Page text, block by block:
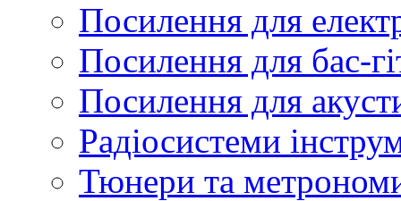
Посилення для
Посилення для бас-
Посилення для
Радіосистеми
Тюнери та